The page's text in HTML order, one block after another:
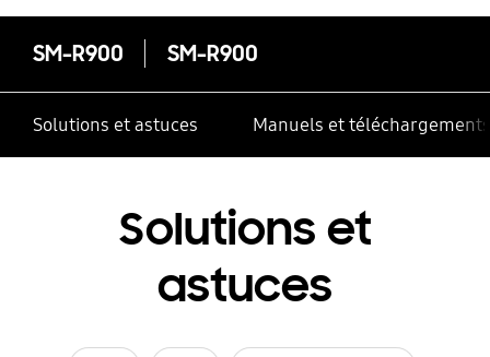
SM-R900 SM-R900
Solutions et astuces Manuels et téléchargements
Solutions et
astuces